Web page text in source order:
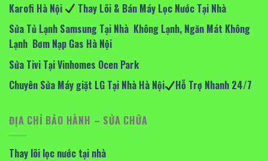
Karofi Hà Nội
Thay Lõi & Bán Máy Lọc Nước Tại Nhà
Sửa Tủ Lạnh Samsung Tại Nhà Không Lạnh, Ngăn Mát Không
Lạnh Bơm Nạp Gas Hà Nội
Sửa Tivi Tại Vinhomes Ocen Park
Chuyên Sửa Máy giặt LG Tại Nhà Hà Nội
Hỗ Trợ Nhanh 24/7
ĐỊA CHỈ BẢO HÀNH – SỬA CHỮA
Thay lõi lọc nước tại nhà